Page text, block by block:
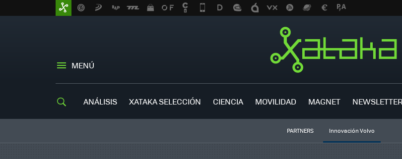
MENÚ
ANÁLISIS XATAKA SELECCIÓN CIENCIA MOVILIDAD MAGNET NEWSLETTER
PARTNERS Innovación Volvo